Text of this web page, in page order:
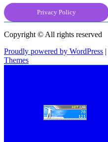
Privacy Policy
Copyright © All rights reserved
Proudly powered by WordPress |
Themes